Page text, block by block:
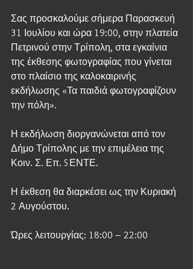
Σας προσκαλούμε σήμερα Παρασκευή
31 Ιουλίου και ώρα 19:00, στην πλατεία
Πετρινού στην Τρίπολη, στα εγκαίνια
της έκθεσης φωτογραφίας που γίνεται
στο πλαίσιο της καλοκαιρινής
εκδήλωσης «Τα παιδιά φωτογραφίζουν
την πόλη».
Η εκδήλωση διοργανώνεται από τον
Δήμο Τρίπολης με την επιμέλεια της
Κοιν. Σ. Επ. 5ΕΝΤΕ.
Η έκθεση θα διαρκέσει ως την Κυριακή
2 Αυγούστου.
Ώρες λειτουργίας: 18:00 – 22:00